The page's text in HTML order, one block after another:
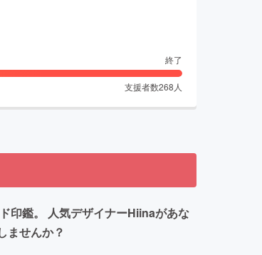
終了
支援者数268 人
印鑑。 人気デザイナーHiinaがあな
ませんか？